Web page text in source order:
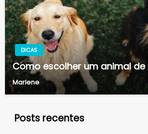
DICAS
Como escolher um animal
Marlene
Posts recentes